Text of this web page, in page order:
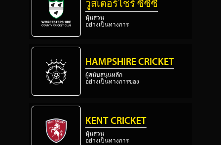
วูสเตอร์ไชร์ ซีซีซี
หุ้นส่วน
อย่างเป็นทางการ
HAMPSHIRE CRICKET
ผู้สนับสนุนหลัก
อย่างเป็นทางการของ
KENT CRICKET
หุ้นส่วน
อย่างเป็นทางการ